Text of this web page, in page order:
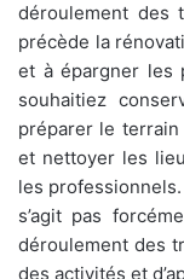
déroulement des
précède la
et à épargner les
souhaitiez
préparer le terrain
et nettoyer les
les
s’agit pas
déroulement des
des activités et